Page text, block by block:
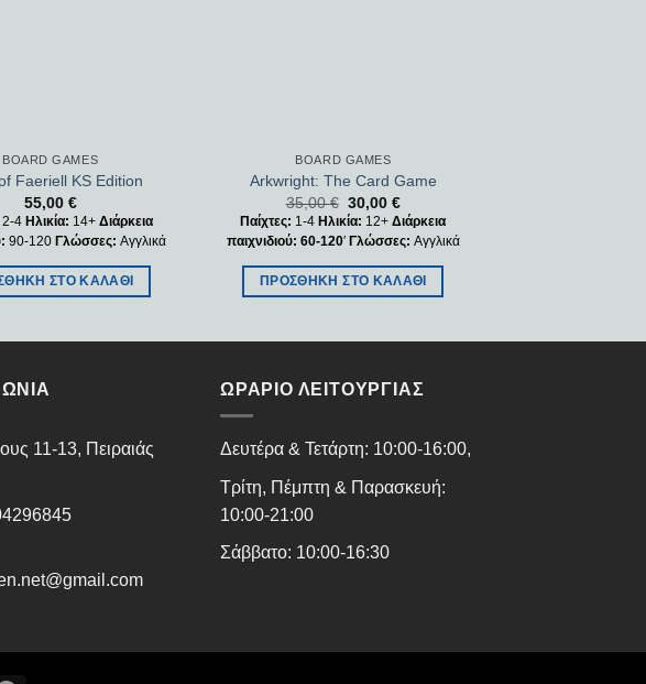
BOARD GAMES
Faeriell KS Edition
55,00 €
2-4 Ηλικία: 14+Διάρκεια
90-120 Γλώσσες: Αγγλικά
ΣΤΟ ΚΑΛΆΘΙ
BOARD GAMES
Arkwright: The Card Game
35,00€ 30,00€
Παίχτες: 1-4 Ηλικία: 12+Διάρκεια
παιχνιδιού: 60-120′ Γλώσσες: Αγγλικά
ΠΡΟΣΘΉΚΗ ΣΤΟ ΚΑΛΆΘΙ
11-13, Πειραιάς
ΩΡΑΡΙΟ ΛΕΙΤΟΥΡΓΙΑΣ
Δευτέρα & Τετάρτη: 10:00-16:00,
Τρίτη, Πέμπτη & Παρασκευή:
10:00-21:00
Σάββατο: 10:00-16:30